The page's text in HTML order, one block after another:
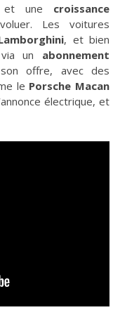
et une croissance
Les voitures
, et bien
un abonnement
offre, avec des
le Porsche Macan
électrique, et